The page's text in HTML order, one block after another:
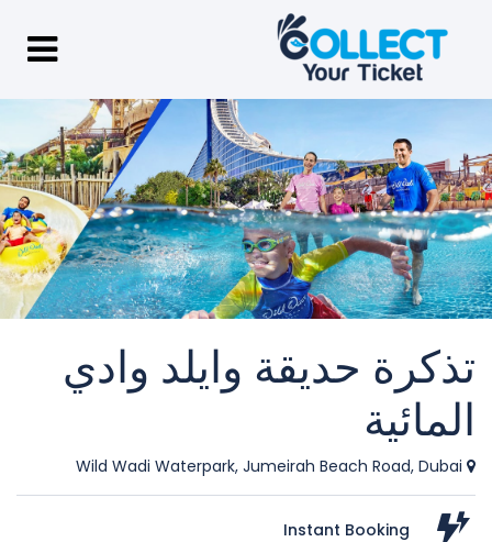
تذكرة حديقة وايلد وادي
المائية
Instant Booking